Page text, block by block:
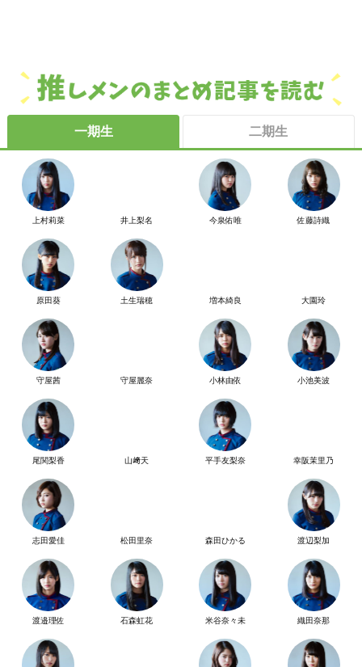
一期生 二期生
上村莉菜 井上梨名 今泉佑唯 佐藤詩織
原田葵 土生瑞穂 増本綺良 大園玲
守屋茜 守屋麗奈 小林由依 小池美波
尾関梨香 山﨑天 平手友梨奈 幸阪茉里乃
志田愛佳 松田里奈 森田ひかる 渡辺梨加
渡邉理佐 石森虹花 米谷奈々未 織田奈那